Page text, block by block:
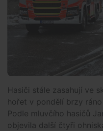
Hasiči stále zasahují ve
hořet v pondělí brzy
Podle mluvčího hasičů
objevila další čtyři